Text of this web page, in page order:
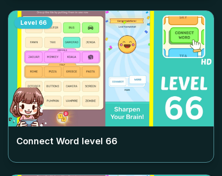
Level 66
Connect Word level 66